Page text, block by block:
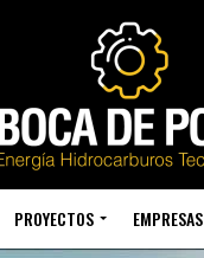
PROYECTOS EMPRESAS